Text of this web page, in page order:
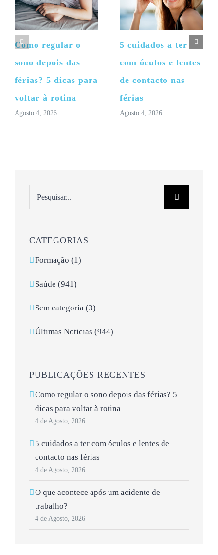
Como regular o
sono depois das
férias? 5 dicas para
voltar à rotina
Agosto 4, 2026
5 cuidados a ter
com óculos e lentes
de contacto nas
férias
Agosto 4, 2026
CATEGORIAS
Formação (1)
Saúde (941)
Sem categoria (3)
Últimas Notícias (944)
PUBLICAÇÕES RECENTES
Como regular o sono depois das férias? 5
dicas para voltar à rotina
4 de Agosto, 2026
5 cuidados a ter com óculos e lentes de
contacto nas férias
4 de Agosto, 2026
O que acontece após um acidente de
trabalho?
4 de Agosto, 2026